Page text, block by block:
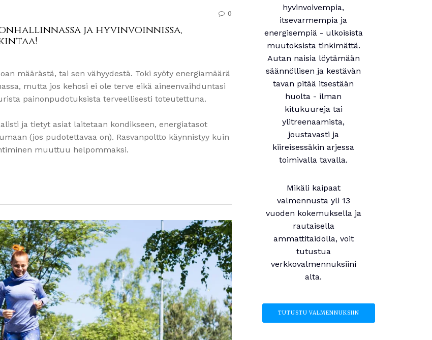
0
ja hyvinvoinnissa,
määrästä, tai sen vähyydestä. Toki syöty energiamäärä
mutta jos kehosi ei ole terve eikä aineenvaihduntasi
painonpudotuksista terveellisesti toteutettuna.
ja tietyt asiat laitetaan kondikseen, energiatasot
(jos pudotettavaa on). Rasvanpoltto käynnistyy kuin
muuttuu helpommaksi.
hyvinvoivempia,
itsevarmempia ja
energisempiä - ulkoisista
muutoksista tinkimättä.
Autan naisia löytämään
säännöllisen ja kestävän
tavan pitää itsestään
huolta - ilman
kitukuureja tai
ylitreenaamista,
joustavasti ja
kiireisessäkin arjessa
toimivalla tavalla.
Mikäli kaipaat
valmennusta yli 13
vuoden kokemuksella ja
rautaisella
ammattitaidolla, voit
tutustua
verkkovalmennuksiini
alta.
TUTUSTU VALMENNUKSIIN